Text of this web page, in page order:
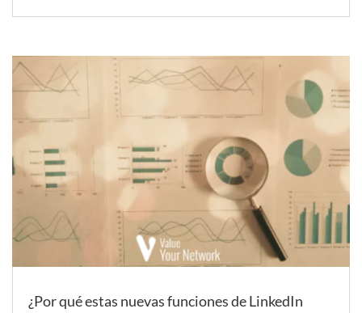
¿Por qué estas nuevas funciones de LinkedIn